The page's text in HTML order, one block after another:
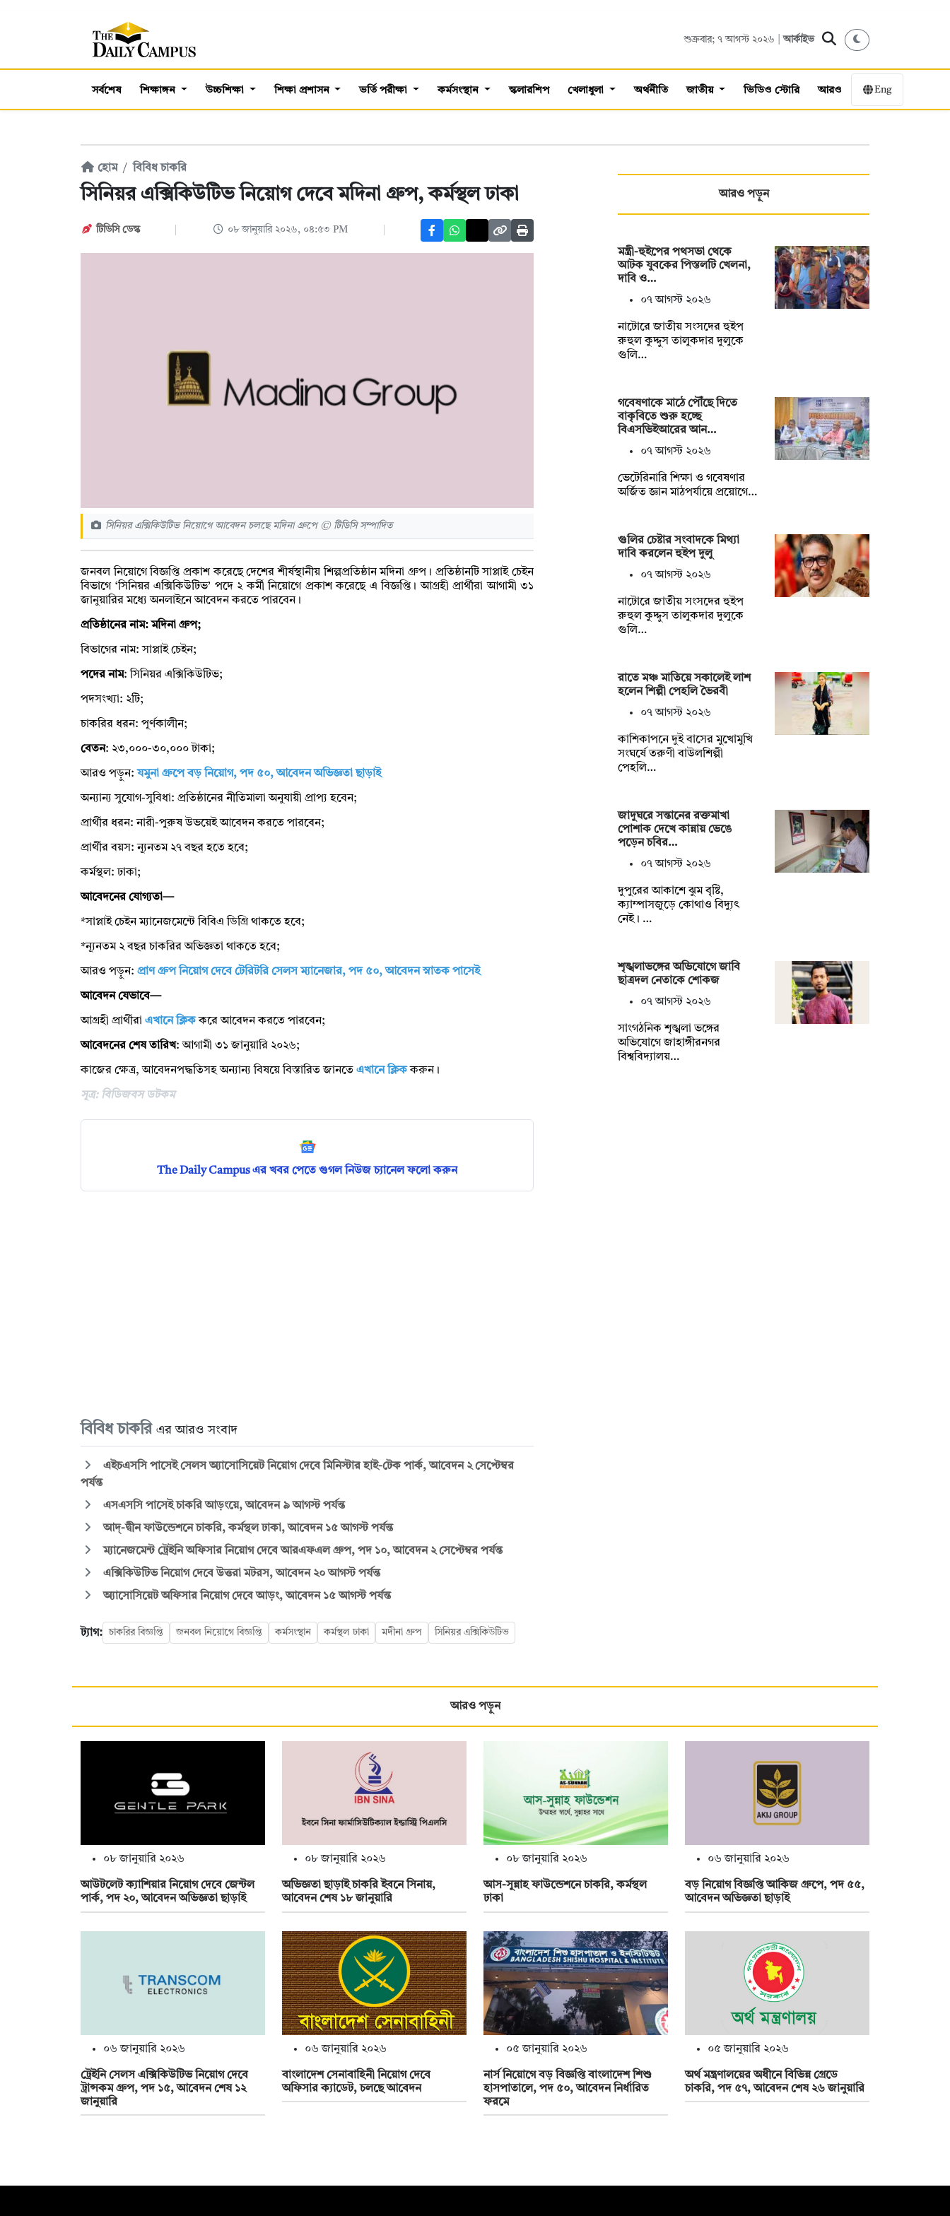
শুক্রবার; ৭ আগস্ট ২০২৬ |আর্কাইভ
সর্বশেষ শিক্ষাঙ্গন উচ্চশিক্ষা শিক্ষা প্রশাসন ভর্তি পরীক্ষা কর্মসংস্থান স্কলারশিপ খেলাধুলা অর্থনীতি জাতীয় ভিডিও স্টোরি আরও Eng
হোম বিবিধ চাকরি
সিনিয়র এক্সিকিউটিভ নিয়োগ দেবে মদিনা গ্রুপ, কর্মস্থল ঢাকা
টিডিসি ডেস্ক ০৮ জানুয়ারি ২০২৬, ০৪:৫৩ PM
সিনিয়র এক্সিকিউটিভ নিয়োগে আবেদন চলছে মদিনা গ্রুপে © টিডিসি সম্পাদিত
জনবল নিয়োগে বিজ্ঞপ্তি প্রকাশ করেছে দেশের শীর্ষস্থানীয় শিল্পপ্রতিষ্ঠান মদিনা গ্রুপ। প্রতিষ্ঠানটি সাপ্লাই চেইন
বিভাগে ‘সিনিয়র এক্সিকিউটিভ’ পদে ২ কর্মী নিয়োগে প্রকাশ করেছে এ বিজ্ঞপ্তি। আগ্রহী প্রার্থীরা আগামী ৩১
জানুয়ারির মধ্যে অনলাইনে আবেদন করতে পারবেন।
প্রতিষ্ঠানের নাম: মদিনা গ্রুপ;
বিভাগের নাম: সাপ্লাই চেইন;
পদের নাম: সিনিয়র এক্সিকিউটিভ;
পদসংখ্যা: ২টি;
চাকরির ধরন: পূর্ণকালীন;
বেতন: ২৩,০০০-৩০,০০০ টাকা;
আরও পড়ুন:যমুনা গ্রুপে বড় নিয়োগ, পদ ৫০, আবেদন অভিজ্ঞতা ছাড়াই
অন্যান্য সুযোগ-সুবিধা: প্রতিষ্ঠানের নীতিমালা অনুযায়ী প্রাপ্য হবেন;
প্রার্থীর ধরন: নারী-পুরুষ উভয়েই আবেদন করতে পারবেন;
প্রার্থীর বয়স: ন্যূনতম ২৭ বছর হতে হবে;
কর্মস্থল: ঢাকা;
আবেদনের যোগ্যতা—
*সাপ্লাই চেইন ম্যানেজমেন্টে বিবিএ ডিগ্রি থাকতে হবে;
*ন্যূনতম ২ বছর চাকরির অভিজ্ঞতা থাকতে হবে;
আরও পড়ুন: প্রাণ গ্রুপ নিয়োগ দেবে টেরিটরি সেলস ম্যানেজার, পদ ৫০, আবেদন স্নাতক পাসেই
আবেদন যেভাবে—
আগ্রহী প্রার্থীরা এখানে ক্লিককরে আবেদন করতে পারবেন;
আবেদনের শেষ তারিখ: আগামী ৩১ জানুয়ারি ২০২৬;
কাজের ক্ষেত্র, আবেদনপদ্ধতিসহ অন্যান্য বিষয়ে বিস্তারিত জানতে এখানে ক্লিককরুন।
সূত্র: বিডিজবস ডটকম
The Daily Campus এর খবর পেতে গুগল নিউজ চ্যানেল ফলো করুন
বিবিধ চাকরি এর আরও সংবাদ
এইচএসসি পাসেই সেলস অ্যাসোসিয়েট নিয়োগ দেবে মিনিস্টার হাই-টেক পার্ক, আবেদন ২ সেপ্টেম্বর
পর্যন্ত
এসএসসি পাসেই চাকরি আড়ংয়ে, আবেদন ৯ আগস্ট পর্যন্ত
আদ্-দ্বীন ফাউন্ডেশনে চাকরি, কর্মস্থল ঢাকা, আবেদন ১৫ আগস্ট পর্যন্ত
ম্যানেজমেন্ট ট্রেইনি অফিসার নিয়োগ দেবে আরএফএল গ্রুপ, পদ ১০, আবেদন ২ সেপ্টেম্বর পর্যন্ত
এক্সিকিউটিভ নিয়োগ দেবে উত্তরা মটরস, আবেদন ২০ আগস্ট পর্যন্ত
অ্যাসোসিয়েট অফিসার নিয়োগ দেবে আড়ং, আবেদন ১৫ আগস্ট পর্যন্ত
ট্যাগ: চাকরির বিজ্ঞপ্তি জনবল নিয়োগে বিজ্ঞপ্তি কর্মসংস্থান কর্মস্থল ঢাকা মদীনা গ্রুপ সিনিয়র এক্সিকিউটিভ
আরও পড়ুন
মন্ত্রী-হুইপের পথসভা থেকে
আটক যুবকের পিস্তলটি খেলনা,
দাবি ও…
০৭ আগস্ট ২০২৬
নাটোরে জাতীয় সংসদের হুইপ
রুহুল কুদ্দুস তালুকদার দুলুকে
গুলি…
গবেষণাকে মাঠে পৌঁছে দিতে
বাকৃবিতে শুরু হচ্ছে
বিএসভিইআরের আন…
০৭ আগস্ট ২০২৬
ভেটেরিনারি শিক্ষা ও গবেষণার
অর্জিত জ্ঞান মাঠপর্যায়ে প্রয়োগে…
গুলির চেষ্টার সংবাদকে মিথ্যা
দাবি করলেন হুইপ দুলু
০৭ আগস্ট ২০২৬
নাটোরে জাতীয় সংসদের হুইপ
রুহুল কুদ্দুস তালুকদার দুলুকে
গুলি…
রাতে মঞ্চ মাতিয়ে সকালেই লাশ
হলেন শিল্পী পেহলি ভৈরবী
০৭ আগস্ট ২০২৬
কাশিকাপনে দুই বাসের মুখোমুখি
সংঘর্ষে তরুণী বাউলশিল্পী
পেহলি…
জাদুঘরে সন্তানের রক্তমাখা
পোশাক দেখে কান্নায় ভেঙে
পড়েন চবির…
০৭ আগস্ট ২০২৬
দুপুরের আকাশে ঝুম বৃষ্টি,
ক্যাম্পাসজুড়ে কোথাও বিদ্যুৎ
নেই। …
শৃঙ্খলাভঙ্গের অভিযোগে জাবি
ছাত্রদল নেতাকে শোকজ
০৭ আগস্ট ২০২৬
সাংগঠনিক শৃঙ্খলা ভঙ্গের
অভিযোগে জাহাঙ্গীরনগর
বিশ্ববিদ্যালয়…
আরও পড়ুন
০৮ জানুয়ারি ২০২৬
আউটলেট ক্যাশিয়ার নিয়োগ দেবে জেন্টল
পার্ক, পদ ২০, আবেদন অভিজ্ঞতা ছাড়াই
০৮ জানুয়ারি ২০২৬
অভিজ্ঞতা ছাড়াই চাকরি ইবনে সিনায়,
আবেদন শেষ ১৮ জানুয়ারি
০৮ জানুয়ারি ২০২৬
আস-সুন্নাহ ফাউন্ডেশনে চাকরি, কর্মস্থল
ঢাকা
০৬ জানুয়ারি ২০২৬
বড় নিয়োগ বিজ্ঞপ্তি আকিজ গ্রুপে, পদ ৫৫,
আবেদন অভিজ্ঞতা ছাড়াই
০৬ জানুয়ারি ২০২৬
ট্রেইনি সেলস এক্সিকিউটিভ নিয়োগ দেবে
ট্রান্সকম গ্রুপ, পদ ১৫, আবেদন শেষ ১২
জানুয়ারি
০৬ জানুয়ারি ২০২৬
বাংলাদেশ সেনাবাহিনী নিয়োগ দেবে
অফিসার ক্যাডেট, চলছে আবেদন
০৫ জানুয়ারি ২০২৬
নার্স নিয়োগে বড় বিজ্ঞপ্তি বাংলাদেশ শিশু
হাসপাতালে, পদ ৫০, আবেদন নির্ধারিত
ফরমে
০৫ জানুয়ারি ২০২৬
অর্থ মন্ত্রণালয়ের অধীনে বিভিন্ন গ্রেডে
চাকরি, পদ ৫৭, আবেদন শেষ ২৬ জানুয়ারি